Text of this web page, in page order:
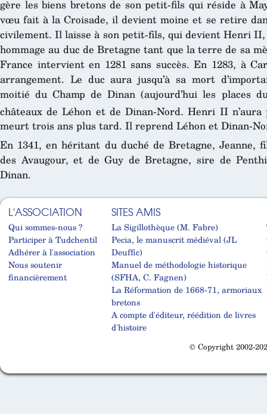
gère les biens bretons de son petit-fils qui réside à
vœu fait à la Croisade, il devient moine et se retire
civilement. Il laisse à son petit-fils, qui devient Henri
hommage au duc de Bretagne tant que la terre de sa
France intervient en 1281 sans succès. En 1283, à
arrangement. Le duc aura jusqu’à sa mort
moitié du Champ de Dinan (aujourd’hui les places
châteaux de Léhon et de Dinan-Nord. Henri II
meurt trois ans plus tard. Il reprend Léhon et Dinan-
En 1341, en héritant du duché de Bretagne, Jeanne,
des Avaugour, et de Guy de Bretagne, sire de
Dinan.
L'ASSOCIATION
Qui sommes-nous ?
Participer à Tudchentil
Adhérer à l'association
Nous soutenir
financièrement
SITES AMIS
La Sigillothèque (M. Fabre)
Pecia, le manuscrit médiéval (JL
Deuffic)
Manuel de méthodologie historique
(SFHA, C. Fagnen)
La Réformation de 1668-71, armoriaux
bretons
A compte d'éditeur, réédition de livres
d'histoire
© Copyright 2002-